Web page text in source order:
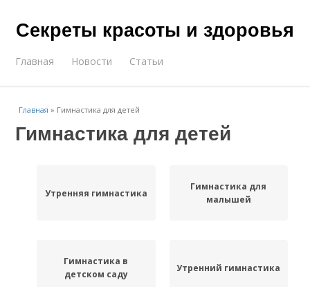
Секреты красоты и здоровья
Главная Новости Статьи
Главная » Гимнастика для детей
Гимнастика для детей
Утренняя гимнастика
Гимнастика для
малышей
Гимнастика в
детском саду
Утренний гимнастика